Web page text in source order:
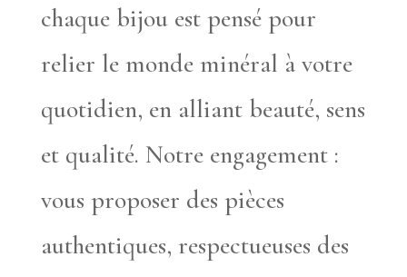
chaque bijou est pensé pour
relier le monde minéral à votre
quotidien, en alliant beauté, sens
et qualité. Notre engagement :
vous proposer des pièces
authentiques, respectueuses des